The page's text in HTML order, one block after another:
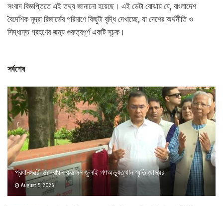
সংবাদ বিজ্ঞপ্তিতে এই তথ্য জানানো হয়েছে। এই ডেটা বোঝায় যে, বাংলাদেশ
বৈদেশিক মুদ্রা রিজার্ভের পরিমাণে কিছুটা বৃদ্ধি দেখাচ্ছে, যা দেশের অর্থনীতি ও
সিদ্ধান্ত গ্রহণের জন্য গুরুত্বপূর্ণ একটি সূচক।
সর্বশেষ
প্রধানমন্ত্রী উদ্বোধন করলেন জুলাই গণঅভ্যুত্থান স্মৃতি জাদুঘর
August 5, 2026